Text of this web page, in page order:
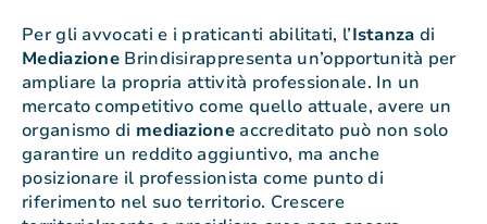
Per gli avvocati e i praticanti abilitati, l’Istanza di
Mediazione Brindisirappresenta un’opportunità per
ampliare la propria attività professionale. In un
mercato competitivo come quello attuale, avere un
organismo di mediazioneaccreditato può non solo
garantire un reddito aggiuntivo, ma anche
posizionare il professionista come punto di
riferimento nel suo territorio. Crescere